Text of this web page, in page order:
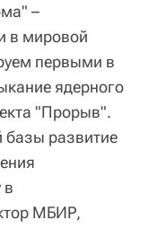
–
в мировой
первыми в
ядерного
"Прорыв".
базы развитие
в
МБИР,